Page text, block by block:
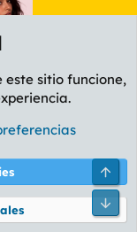
privacidad Ayuda
Ltd.
este sitio funcione,
Pie